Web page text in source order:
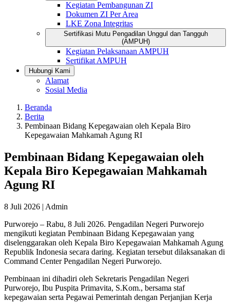
Kegiatan Pembangunan ZI
Dokumen ZI Per Area
LKE Zona Integritas
Sertifikasi Mutu Pengadilan Unggul dan Tangguh
(AMPUH)
Kegiatan Pelaksanaan AMPUH
Sertifikat AMPUH
Hubungi Kami
Alamat
Sosial Media
Beranda
Berita
Pembinaan Bidang Kepegawaian oleh Kepala Biro
Kepegawaian Mahkamah Agung RI
Pembinaan Bidang Kepegawaian oleh
Kepala Biro Kepegawaian Mahkamah
Agung RI
8 Juli 2026 | Admin
Purworejo – Rabu, 8 Juli 2026. Pengadilan Negeri Purworejo
mengikuti kegiatan Pembinaan Bidang Kepegawaian yang
diselenggarakan oleh Kepala Biro Kepegawaian Mahkamah Agung
Republik Indonesia secara daring. Kegiatan tersebut dilaksanakan di
Command Center Pengadilan Negeri Purworejo.
Pembinaan ini dihadiri oleh Sekretaris Pengadilan Negeri
Purworejo, Ibu Puspita Primavita, S.Kom., bersama staf
kepegawaian serta Pegawai Pemerintah dengan Perjanjian Kerja